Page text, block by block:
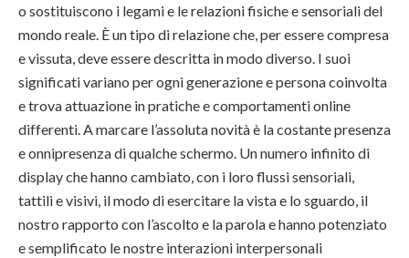
o sostituiscono i legami e le relazioni fisiche e sensoriali del
mondo reale. È un tipo di relazione che, per essere compresa
e vissuta, deve essere descritta in modo diverso. I suoi
significati variano per ogni generazione e persona coinvolta
e trova attuazione in pratiche e comportamenti online
differenti. A marcare l’assoluta novità è la costante presenza
e onnipresenza di qualche schermo. Un numero infinito di
display che hanno cambiato, con i loro flussi sensoriali,
tattili e visivi, il modo di esercitare la vista e lo sguardo, il
nostro rapporto con l’ascolto e la parola e hanno potenziato
e semplificato le nostre interazioni interpersonali